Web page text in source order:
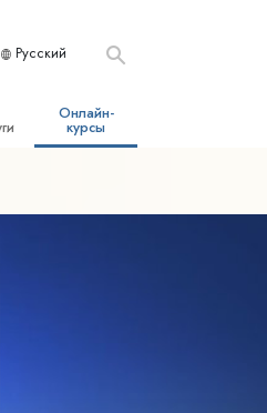
Русский
Онлайн-
курсы
и травмах